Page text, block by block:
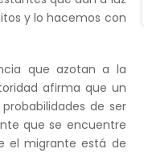
y lo hacemos con
que azotan a la
afirma que un
de ser
que se encuentre
el migrante está de